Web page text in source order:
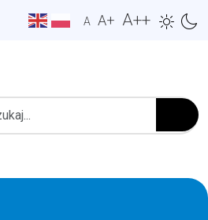
A A+ A++